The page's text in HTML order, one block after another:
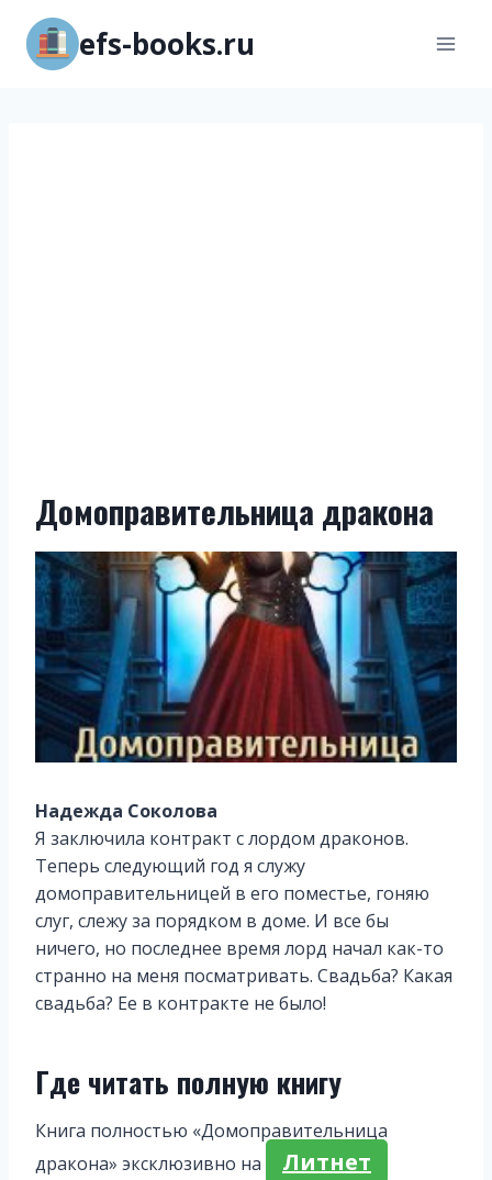
Перейти
содержимому
efs-books.ru
Домоправительница дракона
Надежда Соколова
Я заключила контракт с лордом драконов.
Теперь следующий год я служу
домоправительницей в его поместье, гоняю
слуг, слежу за порядком в доме. И все бы
ничего, но последнее время лорд начал как-то
странно на меня посматривать. Свадьба? Какая
свадьба? Ее в контракте не было!
Где читать полную книгу
Книга полностью «Домоправительница
дракона» эксклюзивно на
Литнет